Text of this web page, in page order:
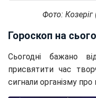
Фото:
Гороскоп на
Сьогодні бажано
присвятити час
сигнали організму